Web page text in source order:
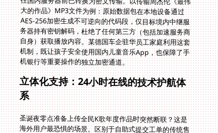
机银行等重要操作的独立加密通道。
立体化支持：24小时在线的技术护航体
系
圣诞夜零点准备上传全民K歌年度作品时突然断联？这是
海外用户最恐惧的场景。区别于自助式提交工单的传统售